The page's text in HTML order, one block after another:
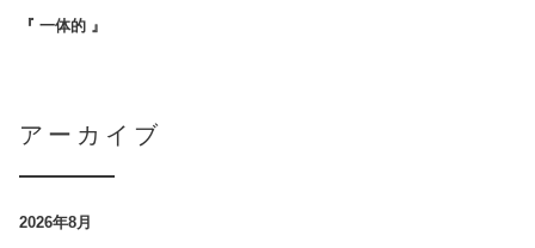
『 一体的 』
アーカイブ
2026年8月